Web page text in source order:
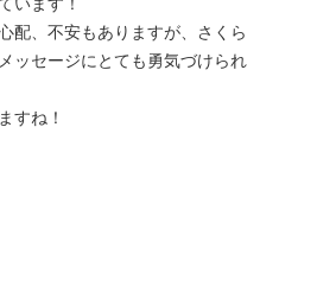
配、不安もありますが、さくら
ッセージにとても勇気づけられ
すね！